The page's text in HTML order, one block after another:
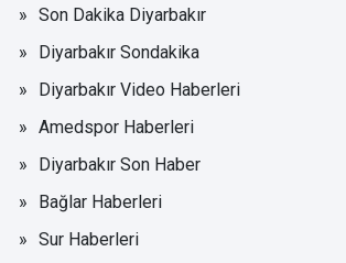
Son Dakika Diyarbakır
Diyarbakır Sondakika
Diyarbakır Video Haberleri
Amedspor Haberleri
Diyarbakır Son Haber
Bağlar Haberleri
Sur Haberleri